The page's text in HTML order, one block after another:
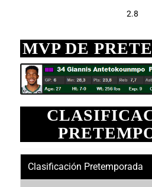
2.8
MVP DE
Clasificación Pretemporada